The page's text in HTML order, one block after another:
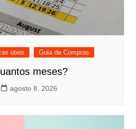
úteis Guia de Compras
meses?
agosto 8, 2026